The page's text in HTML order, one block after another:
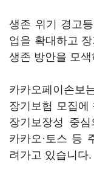
생존 위기 경고
업을 확대하고
생존 방안을 모
카카오페이손보
장기보험 모집에
장기보장성 중
카카오·토스 등
려가고 있습니다.